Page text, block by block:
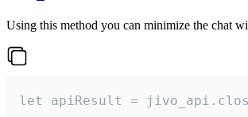
Using this method you can minimize the chat
let apiResult =